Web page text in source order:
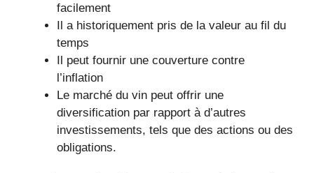
facilement
Il a historiquement pris de la valeur au fil du
temps
Il peut fournir une couverture contre
l’inflation
Le marché du vin peut offrir une
diversification par rapport à d’autres
investissements, tels que des actions ou des
obligations.